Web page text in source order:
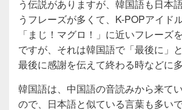
う伝説がありますが、韓国語も日本
うフレーズが多くて、K-POPアイド
「まじ！マグロ！」に近いフレーズ
ですが、それは韓国語で「最後に」
最後に感謝を伝えて終わる時などに
韓国語は、中国語の音読みから来て
ので、日本語と似ている言葉も多い